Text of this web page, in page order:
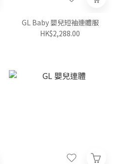
GL Baby 嬰兒短袖連體服
HK$2,288.00